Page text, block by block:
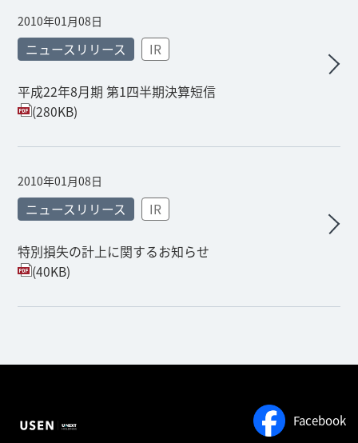
2010年01月08日
ニュースリリース IR
平成22年8月期 第1四半期決算短信
(280KB)
2010年01月08日
ニュースリリース IR
特別損失の計上に関するお知らせ
(40KB)
Facebook